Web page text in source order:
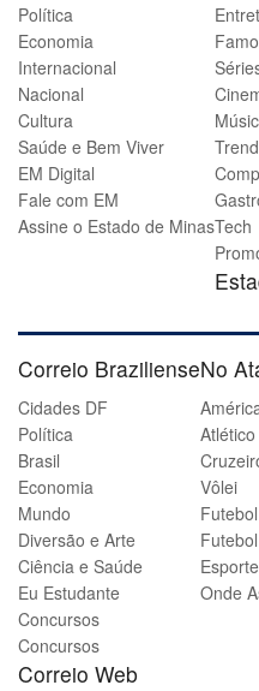
Política
Economia
Internacional
Nacional
Cultura
Saúde e Bem Viver
EM Digital
Fale com EM
Assine o Estado de MinasTech
Correio Braziliense
Cidades DF
Política
Brasil
Economia
Mundo
Diversão e Arte
Ciência e Saúde
Eu Estudante
Concursos
Concursos
Correio Web
No
Atlético
Vôlei
Onde